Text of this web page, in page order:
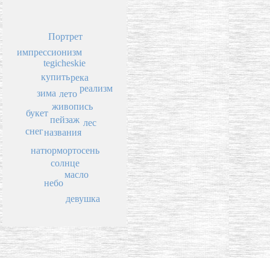
пейзаж
названия
живопись
лето
натюрморт
купить
солнце
лес
зима
осень
букет
масло
река
снег
tegicheskie
реализм
небо
импрессионизм
Портрет
девушка